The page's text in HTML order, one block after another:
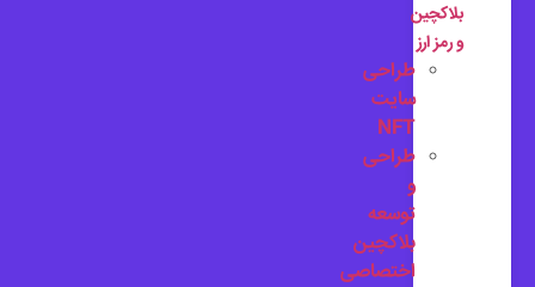
بلاکچین
و رمز ارز
طراحی
سایت
NFT
طراحی
توسعه
بلاکچین
اختصاصی